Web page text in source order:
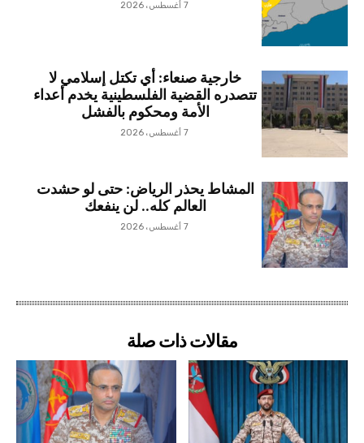
7 أغسطس، 2026
خارجية صنعاء: أي تكتل إسلامي لا
تتصدره القضية الفلسطينية يخدم أعداء
الأمة ومحكوم بالفشل
7 أغسطس، 2026
المشاط يحذر الرياض: حتى لو حشدت
العالم كله.. لن ينفعك
7 أغسطس، 2026
مقالات ذات صلة